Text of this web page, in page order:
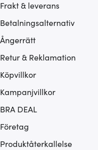
Frakt & leverans
Betalningsalternativ
Ångerrätt
Retur & Reklamation
Köpvillkor
Kampanjvillkor
BRA DEAL
Företag
Produktåterkallelse